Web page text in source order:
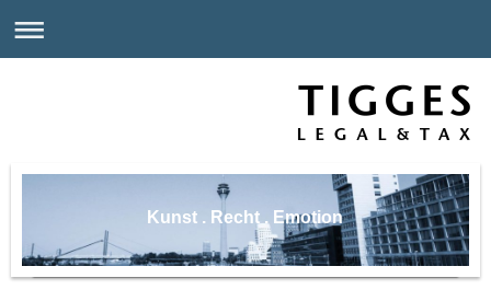
Kunst . Recht . Emotion